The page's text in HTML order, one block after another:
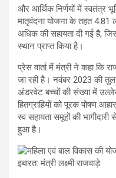
और आर्थिक निर्णयों में स्वतंत्र
मातृवंदना योजना के तहत
अधिक की सहायता दी गई है,
स्थान प्राप्त किया है।
प्रेस वार्ता में मंत्री ने कहा कि
जा रही है। नवंबर 2023 की
अंडरवेट बच्चों की संख्या में
हितग्राहियों को पूरक पोषण
स्व सहायता समूहों की भागीदारी
हुआ है।